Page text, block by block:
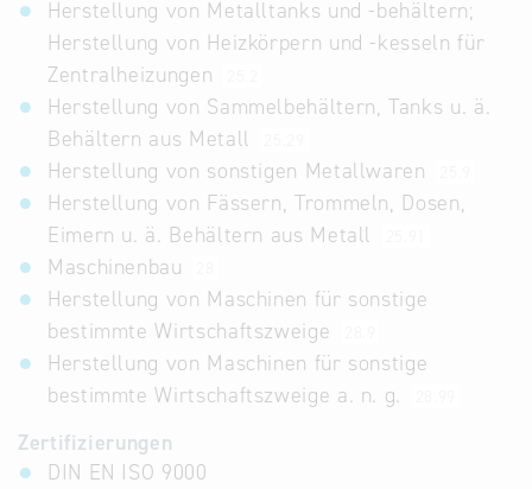
Herstellung von Metalltanks und -behältern;
Herstellung von Heizkörpern und -kesseln für
Zentralheizungen
Herstellung von Sammelbehältern, Tanks u. ä.
Behältern aus Metall
Herstellung von sonstigen Metallwaren
Herstellung von Fässern, Trommeln, Dosen,
Eimern u. ä. Behältern aus Metall
Maschinenbau
Herstellung von Maschinen für sonstige
bestimmte Wirtschaftszweige
Herstellung von Maschinen für sonstige
bestimmte Wirtschaftszweige a. n. g.
Zertifizierungen
DIN EN ISO 9000